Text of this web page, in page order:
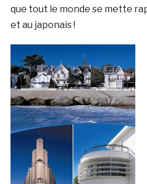
que tout le monde se mette
et au japonais !